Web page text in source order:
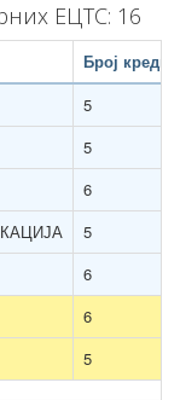
ЕЦТС: 16
Број
5
5
6
5
6
6
5